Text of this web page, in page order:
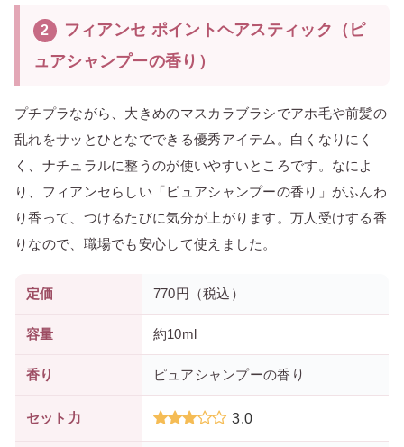
2
フィアンセ ポイントヘアスティック（ピ
ュアシャンプーの香り）
プチプラながら、大きめのマスカラブラシでアホ毛や前髪の
乱れをサッとひとなでできる優秀アイテム。白くなりにく
く、ナチュラルに整うのが使いやすいところです。なによ
り、フィアンセらしい「ピュアシャンプーの香り」がふんわ
り香って、つけるたびに気分が上がります。万人受けする香
りなので、職場でも安心して使えました。
定価 770円（税込）
容量 約10ml
香り ピュアシャンプーの香り
セット力 3.0